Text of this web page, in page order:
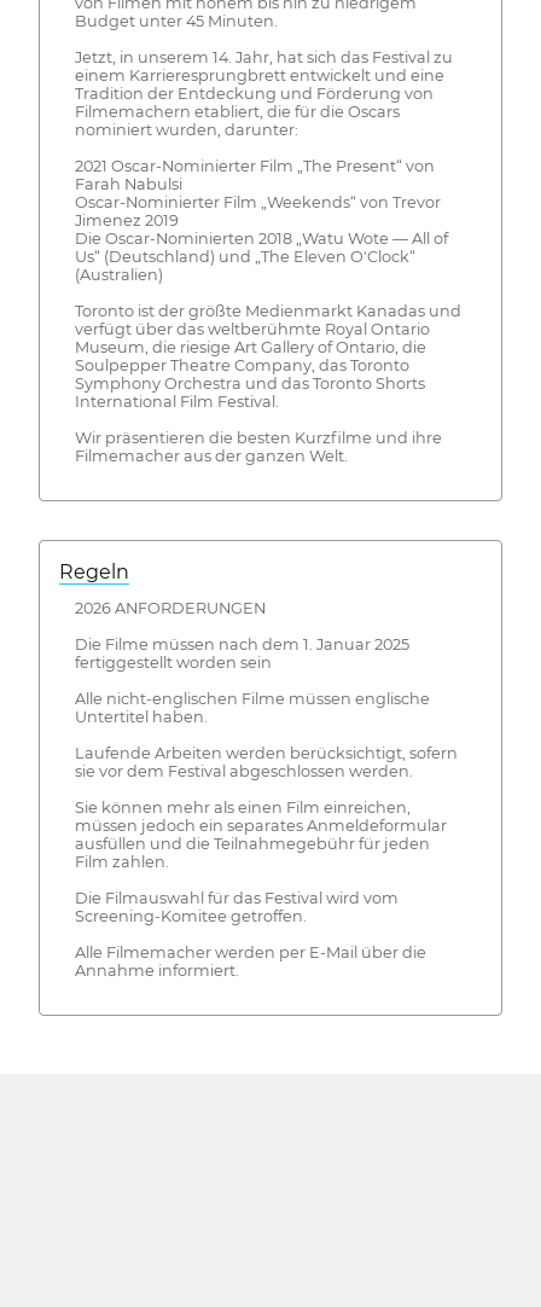
Budget unter 45 Minuten.
Jetzt, in unserem 14. Jahr, hat sich das Festival zu
einem Karrieresprungbrett entwickelt und eine
Tradition der Entdeckung und Förderung von
Filmemachern etabliert, die für die Oscars
nominiert wurden, darunter:
2021 Oscar-Nominierter Film „The Present“ von
Farah Nabulsi
Oscar-Nominierter Film „Weekends“ von Trevor
Jimenez 2019
Die Oscar-Nominierten 2018 „Watu Wote — All of
Us“ (Deutschland) und „The Eleven O'Clock“
(Australien)
Toronto ist der größte Medienmarkt Kanadas und
verfügt über das weltberühmte Royal Ontario
Museum, die riesige Art Gallery of Ontario, die
Soulpepper Theatre Company, das Toronto
Symphony Orchestra und das Toronto Shorts
International Film Festival.
Wir präsentieren die besten Kurzfilme und ihre
Filmemacher aus der ganzen Welt.
Regeln
2026 ANFORDERUNGEN
Die Filme müssen nach dem 1. Januar 2025
fertiggestellt worden sein
Alle nicht-englischen Filme müssen englische
Untertitel haben.
Laufende Arbeiten werden berücksichtigt, sofern
sie vor dem Festival abgeschlossen werden.
Sie können mehr als einen Film einreichen,
müssen jedoch ein separates Anmeldeformular
ausfüllen und die Teilnahmegebühr für jeden
Film zahlen.
Die Filmauswahl für das Festival wird vom
Screening-Komitee getroffen.
Alle Filmemacher werden per E-Mail über die
Annahme informiert.